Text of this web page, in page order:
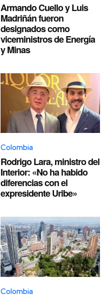
Armando Cuello y Luis
Madriñán fueron
designados como
viceministros de Energía
y Minas
Colombia
Rodrigo Lara, ministro del
Interior: «No ha habido
diferencias con el
expresidente Uribe»
Colombia